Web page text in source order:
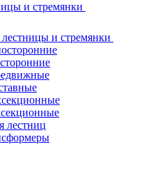
и стремянки
и стремянки
лестниц